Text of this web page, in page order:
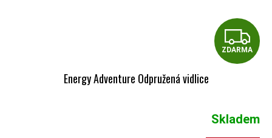
ZDARMA
Energy Adventure Odpružená vidlice
Skladem